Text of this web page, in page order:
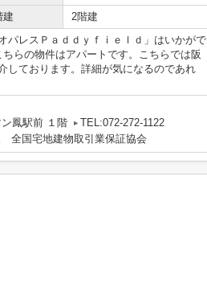
建 2階建
パレスＰａｄｄｙｆｉｅｌｄ」はいかがで
らの物件はアパートです。こちらでは阪
しております。詳細が気になるのであれ
鳳駅前 １階
TEL:072-272-1122
全国宅地建物取引業保証協会